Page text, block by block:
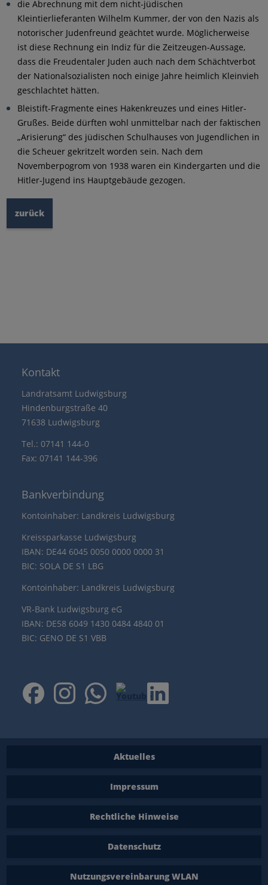
die Abrechnung mit dem nicht-jüdischen
Kleintierlieferanten Wilhelm Kummer, der von den Nazis als
notorischer Judenfreund geächtet wurde. Möglicherweise
ist diese Rechnung ein Indiz für die Zeitzeugen-Aussage,
dass die Freudentaler Juden auch nach dem Schächtverbot
der Nationalsozialisten noch einige Jahre heimlich Kleinvieh
geschlachtet hätten.
Bleistift-Fragmente eines Hakenkreuzes und eines Hitler-
Grußes. Beide dürften wohl unmittelbar nach der faktischen
„Arisierung“ des jüdischen Schulhauses von Jugendlichen in
die Scheuer gekritzelt worden sein. Nach dem
Novemberpogrom von 1938 waren ein Kindergarten und die
Hitler-Jugend ins Hauptgebäude gezogen.
zurück
Kontakt
Landratsamt Ludwigsburg
Hindenburgstraße 40
71638 Ludwigsburg
Tel.: 07141 144-0
Fax: 07141 144-396
Bankverbindung
Kontoinhaber: Landkreis Ludwigsburg
Kreissparkasse Ludwigsburg
IBAN: DE44 6045 0050 0000 0000 31
BIC: SOLA DE S1 LBG
Kontoinhaber: Landkreis Ludwigsburg
VR-Bank Ludwigsburg eG
IBAN: DE58 6049 1430 0484 4840 01
BIC: GENO DE S1 VBB
Aktuelles
Impressum
Rechtliche Hinweise
Datenschutz
Nutzungsvereinbarung WLAN